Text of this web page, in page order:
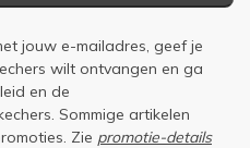
jouw e-mailadres, geef je
wilt ontvangen en ga
en de
Sommige artikelen
Zie promotie-details